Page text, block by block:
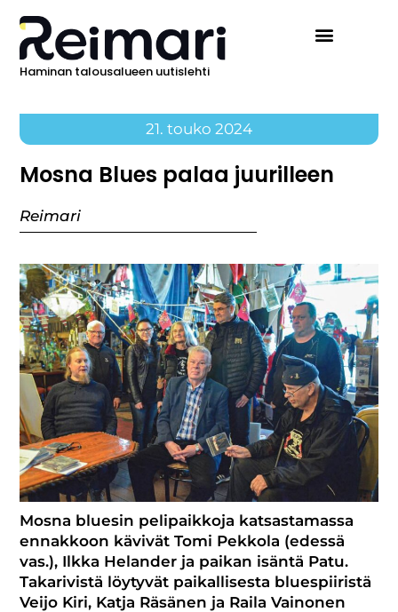
Haminan talousalueen uutislehti
21. touko 2024
Mosna Blues palaa juurilleen
Reimari
Mosna bluesin pelipaikkoja katsastamassa
ennakkoon kävivät Tomi Pekkola (edessä
vas.), Ilkka Helander ja paikan isäntä Patu.
Takarivistä löytyvät paikallisesta bluespiiristä
Veijo Kiri, Katja Räsänen ja Raila Vainonen